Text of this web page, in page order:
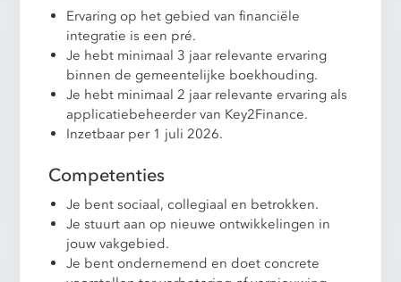
Ervaring op het gebied van financiële
integratie is een pré.
Je hebt minimaal 3 jaar relevante ervaring
binnen de gemeentelijke boekhouding.
Je hebt minimaal 2 jaar relevante ervaring als
applicatiebeheerder van Key2Finance.
Inzetbaar per 1 juli 2026.
Competenties
Je bent sociaal, collegiaal en betrokken.
Je stuurt aan op nieuwe ontwikkelingen in
jouw vakgebied.
Je bent ondernemend en doet concrete